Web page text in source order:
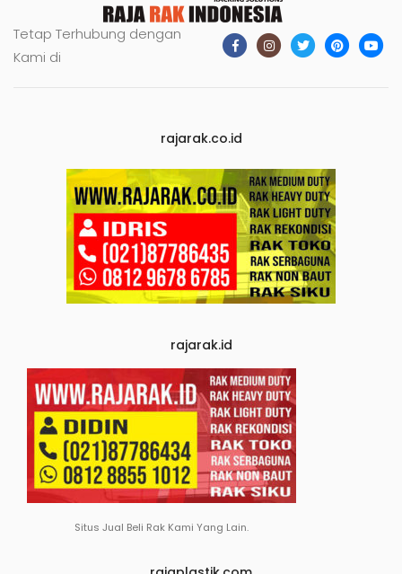
Tetap Terhubung dengan
Kami di
rajarak.co.id
rajarak.id
Situs Jual Beli Rak Kami Yang Lain.